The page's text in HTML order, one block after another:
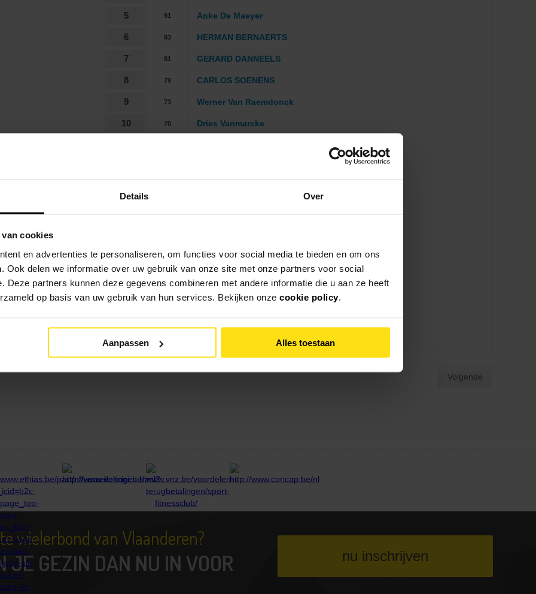
Details Over
cookies
en advertenties te personaliseren, om functies voor social media te bieden en om ons
Ook delen we informatie over uw gebruik van onze site met onze partners voor social
Deze partners kunnen deze gegevens combineren met andere informatie die u aan ze heeft
op basis van uw gebruik van hun services. Bekijken onze cookie policy.
Aanpassen Alles toestaan
wielerbond van Vlaanderen?
GEZIN DAN NU IN VOOR
nu inschrijven